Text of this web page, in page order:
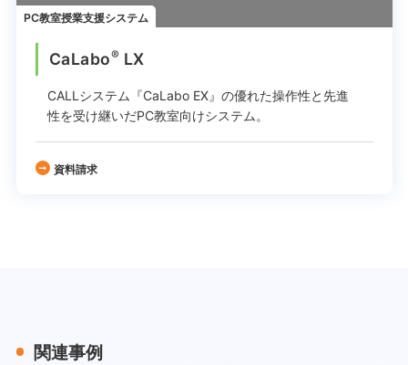
PC教室授業支援システム
CaLabo® LX
CALLシステム『CaLabo EX』の優れた操作性と先進
性を受け継いだPC教室向けシステム。
資料請求
関連事例